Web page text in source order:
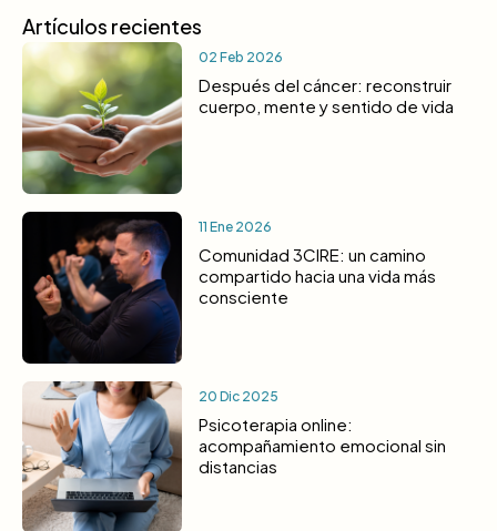
Artículos recientes
02 Feb 2026
Después del cáncer: reconstruir
cuerpo, mente y sentido de vida
11 Ene 2026
Comunidad 3CIRE: un camino
compartido hacia una vida más
consciente
20 Dic 2025
Psicoterapia online:
acompañamiento emocional sin
distancias